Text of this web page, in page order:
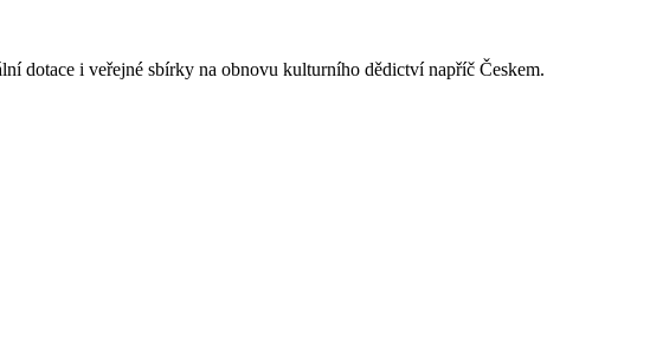
dotace i veřejné sbírky na obnovu kulturního dědictví napříč Českem.